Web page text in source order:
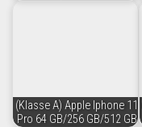
(Klasse A) Apple Iphone 11
Pro 64 GB/256 GB/512 GB